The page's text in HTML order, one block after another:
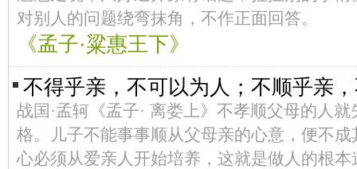
对别人的问题绕弯抹角，不作正面回答。
《孟子·粱惠王下》
不得乎亲，不可以为人；不顺乎亲
战国·孟轲《孟子· 离娄上》不孝顺父母的人
格。儿子不能事事顺从父母亲的心意，便不
心必须从爱亲人开始培养，这就是做人的根本